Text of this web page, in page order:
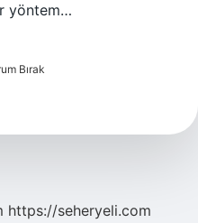
yöntem…
Bırak
https://seheryeli.com